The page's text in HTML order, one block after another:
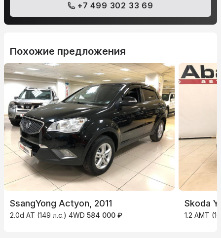
+7 499 302 33 69
Похожие предложения
SsangYong Actyon, 2011
2.0d AT (149 л.с.) 4WD 584 000 ₽
Skoda
1.2 AMT